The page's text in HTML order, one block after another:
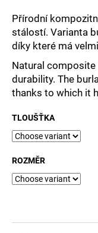
Přírodní
stálostí. Varianta
díky které má
Natural
durability. The
thanks to which it
TLOUŠŤKA
ROZMĚR
i
n
g
f
o
r
W